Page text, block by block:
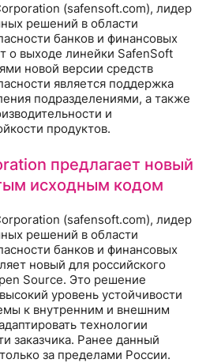
(safensoft.com), лидер
решений в области
банков и финансовых
о выходе линейки SafenSoft
новой версии средств
является поддержка
подразделениями, а также
и
продуктов.
предлагает новый
исходным кодом
(safensoft.com), лидер
решений в области
банков и финансовых
новый для российского
Source. Это решение
уровень устойчивости
к внутренним и внешним
технологии
заказчика. Ранее данный
за пределами России.